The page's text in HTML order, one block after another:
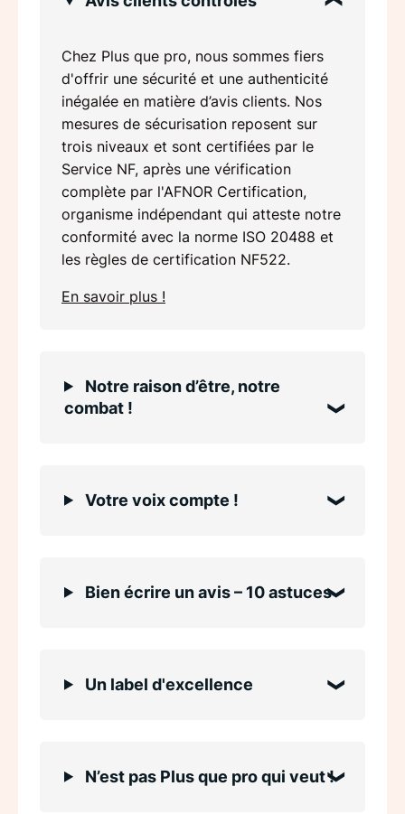
Chez Plus que pro, nous sommes fiers
d'offrir une sécurité et une authenticité
inégalée en matière d’avis clients. Nos
mesures de sécurisation reposent sur
trois niveaux et sont certifiées par le
Service NF, après une vérification
complète par l'AFNOR Certification,
organisme indépendant qui atteste notre
conformité avec la norme ISO 20488 et
les règles de certification NF522.
En savoir plus !
Notre raison d’être, notre
combat !
Votre voix compte !
Bien écrire un avis – 10 astuces
Un label d'excellence
N’est pas Plus que pro qui veut !